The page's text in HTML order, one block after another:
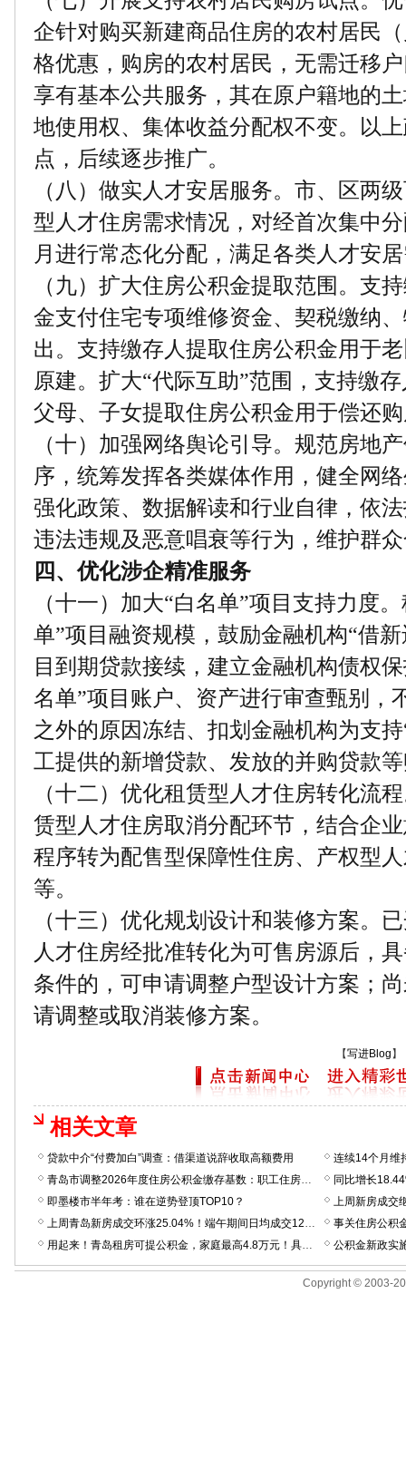
企针对购买新建商品住房的农村居民
格优惠，购房的农村居民，无需迁移
享有基本公共服务，其在原户籍地的
地使用权、集体收益分配权不变。以
点，后续逐步推广。
（八）做实人才安居服务。市、区两
型人才住房需求情况，对经首次集中
月进行常态化分配，满足各类人才安
（九）扩大住房公积金提取范围。支
金支付住宅专项维修资金、契税缴纳
出。支持缴存人提取住房公积金用于
原建。扩大“代际互助”范围，支持缴
父母、子女提取住房公积金用于偿还
（十）加强网络舆论引导。规范房地
序，统筹发挥各类媒体作用，健全网
强化政策、数据解读和行业自律，依
违法违规及恶意唱衰等行为，维护群
四、优化涉企精准服务
（十一）加大“白名单”项目支持力度
单”项目融资规模，鼓励金融机构“借
目到期贷款接续，建立金融机构债权
名单”项目账户、资产进行审查甄别，
之外的原因冻结、扣划金融机构为支
工提供的新增贷款、发放的并购贷款
（十二）优化租赁型人才住房转化流
赁型人才住房取消分配环节，结合企
程序转为配售型保障性住房、产权型
等。
（十三）优化规划设计和装修方案。
人才住房经批准转化为可售房源后，
条件的，可申请调整户型设计方案；
请调整或取消装修方案。
【写进Blog 】
相关文章
贷款中介“付费加白”调查：借渠道说辞收取高额费用
青岛市调整2026年度住房公积金缴存基数：职工住房公积金缴存基数上限提高至34342.75元；下限方面，七区提高至2400元，三市提高至2210元
即墨楼市半年考：谁在逆势登顶TOP10？
上周青岛新房成交环涨25.04%！端午期间日均成交122套，有售楼处反馈“热度和五一差不多”
事关住房公积
用起来！青岛租房可提公积金，家庭最高4.8万元！具体这么办
公积金新政实
Copyright © 2003-